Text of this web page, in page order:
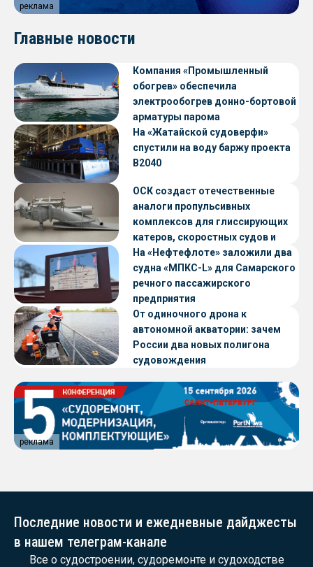
реклама
Главные новости
Компания «Промышленный
обогрев» обеспечила
электрообогрев донно-бортовой
арматуры парома
«Петропавловск» проекта CNF22
На «Жатайской судоверфи»
спустили на воду баржу проекта
В2040
ОСК создаст отечественные
аналоги пропульсивных
комплексов для глиссирующих
катеров, скоростных судов и
судов с малой осадкой
На «Нефтефлоте» заложили два
судна «МПКС-L» для Самарского
речного пассажирского
предприятия
От одиночного дрона к
автономной акватории: зачем
России два новых полигона
судовождения
реклама
Последние новости и ежедневные дайджесты
в нашем телеграм-канале
Все о судостроении, судоремонте и судоходстве